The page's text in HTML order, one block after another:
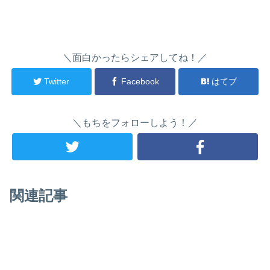
＼面白かったらシェアしてね！／
Twitter Facebook はてブ
＼もちをフォローしよう！／
関連記事